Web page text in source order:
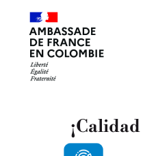
¡Calidad